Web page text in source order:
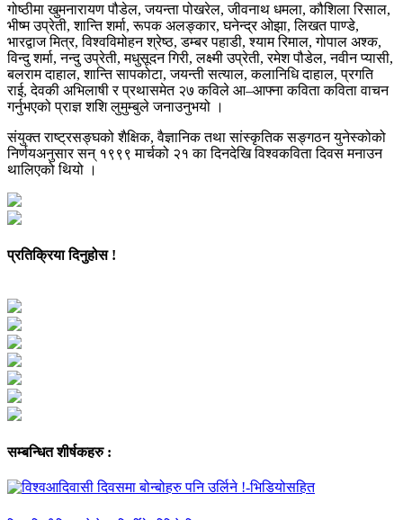
गोष्ठीमा खुमनारायण पौडेल, जयन्ता पोखरेल, जीवनाथ धमला, कौशिला रिसाल,
भीष्म उप्रेती, शान्ति शर्मा, रूपक अलङ्कार, घनेन्द्र ओझा, लिखत पाण्डे,
भारद्वाज मित्र, विश्वविमोहन श्रेष्ठ, डम्बर पहाडी, श्याम रिमाल, गोपाल अश्क,
विन्दु शर्मा, नन्दु उप्रेती, मधुसूदन गिरी, लक्ष्मी उप्रेती, रमेश पौडेल, नवीन प्यासी,
बलराम दाहाल, शान्ति सापकोटा, जयन्ती सत्याल, कलानिधि दाहाल, प्रगति
राई, देवकी अभिलाषी र प्रथासमेत २७ कविले आ–आफ्ना कविता कविता वाचन
गर्नुभएको प्राज्ञ शशि लुमुम्बुले जनाउनुभयो ।
संयुक्त राष्ट्रसङ्घको शैक्षिक, वैज्ञानिक तथा सांस्कृतिक सङ्गठन युनेस्कोको
निर्णयअनुसार सन् १९९९ मार्चको २१ का दिनदेखि विश्वकविता दिवस मनाउन
थालिएको थियो ।
प्रतिक्रिया दिनुहोस !
सम्बन्धित शीर्षकहरु :